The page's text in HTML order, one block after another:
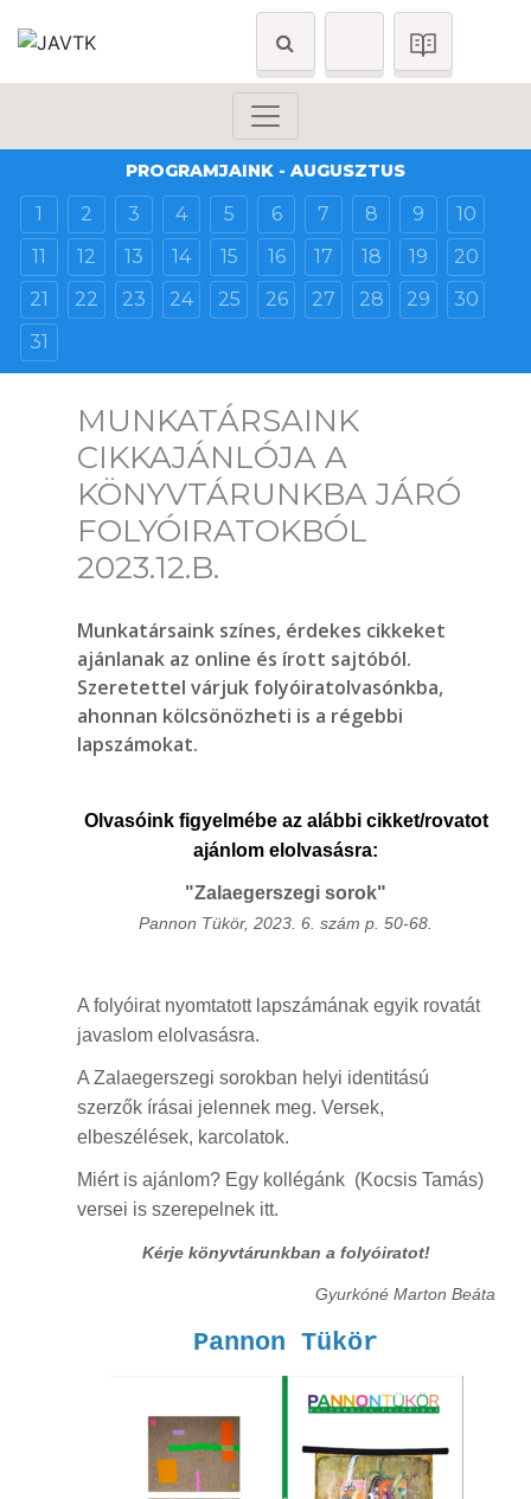
PROGRAMJAINK - AUGUSZTUS
1 2 3 4 5 6 7 8 9
10
11
12 13 14 15 16 17 18 19
20
21
22 23 24 25 26 27 28 29
30
31
MUNKATÁRSAINK
CIKKAJÁNLÓJA A
KÖNYVTÁRUNKBA JÁRÓ
FOLYÓIRATOKBÓL
2023.12.B.
Munkatársaink színes, érdekes cikkeket
ajánlanak az online és írott sajtóból.
Szeretettel várjuk folyóiratolvasónkba,
ahonnan kölcsönözheti is a régebbi
lapszámokat.
Olvasóink figyelmébe az alábbi cikket/rovatot
ajánlom elolvasásra:
"Zalaegerszegi sorok"
Pannon Tükör, 2023. 6. szám p. 50-68.
A folyóirat nyomtatott lapszámának egyik rovatát
javaslom elolvasásra.
A Zalaegerszegi sorokban helyi identitású
szerzők írásai jelennek meg. Versek,
elbeszélések, karcolatok.
Miért is ajánlom? Egy kollégánk (Kocsis Tamás)
versei is szerepelnek itt.
Kérje könyvtárunkban a folyóiratot!
Gyurkóné Marton Beáta
Pannon Tükör